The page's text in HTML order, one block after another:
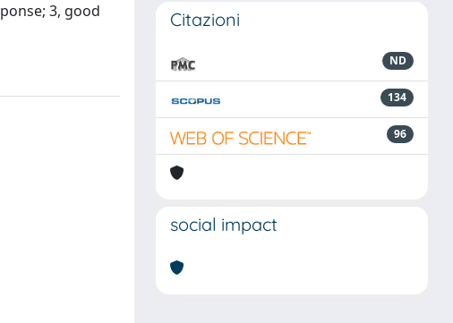
3, good
Citazioni
ND
134
96
social impact